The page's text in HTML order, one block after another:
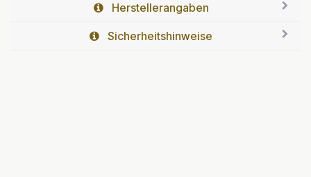
Herstellerangaben
Sicherheitshinweise